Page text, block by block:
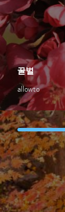
allowto
꿀벌